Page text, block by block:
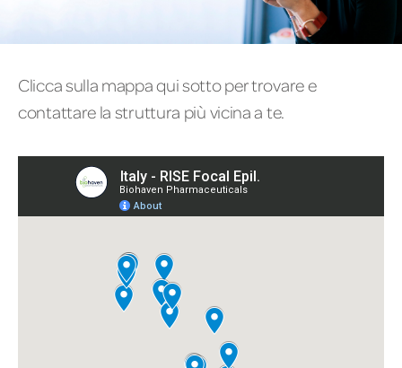
Clicca sulla mappa qui sotto per trovare e
contattare la struttura più vicina a te.